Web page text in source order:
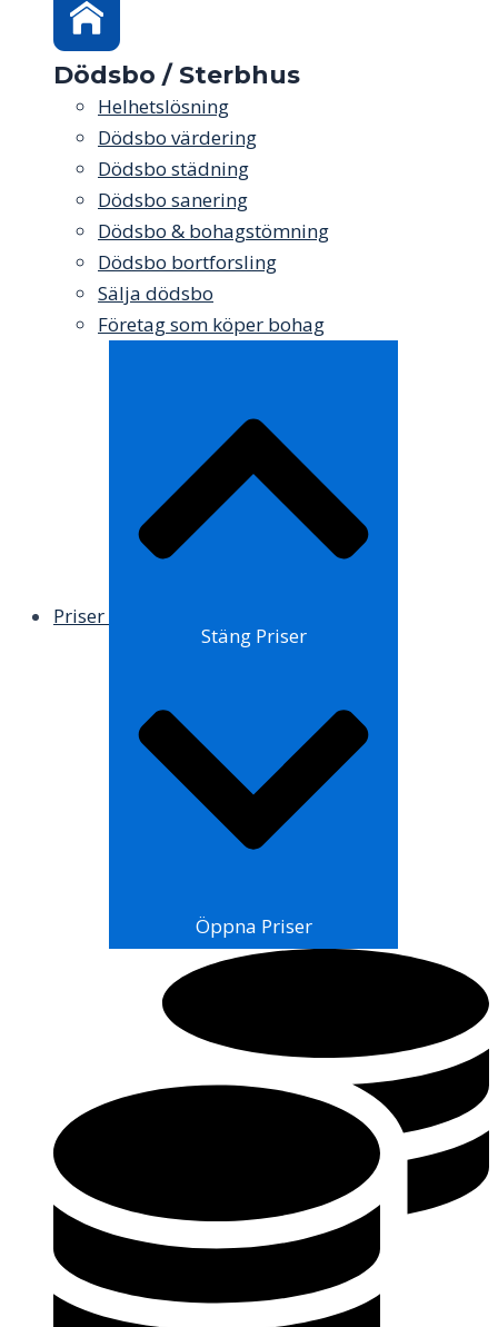
Dödsbo / Sterbhus
Helhetslösning
Dödsbo värdering
Dödsbo städning
Dödsbo sanering
Dödsbo & bohagstömning
Dödsbo bortforsling
Sälja dödsbo
Företag som köper bohag
Priser
Stäng Priser
Öppna Priser